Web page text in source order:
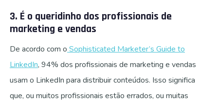
3. É o queridinho dos profissionais de
marketing e vendas
De acordo com o Sophisticated Marketer’s Guide to
LinkedIn, 94% dos profissionais de marketing e vendas
usam o LinkedIn para distribuir conteúdos. Isso significa
que, ou muitos profissionais estão errados, ou muitas